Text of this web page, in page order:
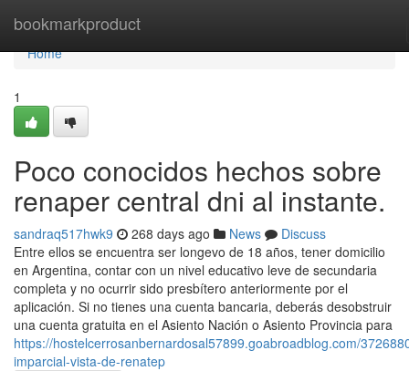
bookmarkproduct
Home
Home
1
Poco conocidos hechos sobre
renaper central dni al instante.
sandraq517hwk9 268 days ago News
Discuss
Entre ellos se encuentra ser longevo de 18 años, tener domicilio
en Argentina, contar con un nivel educativo leve de secundaria
completa y no ocurrir sido presbítero anteriormente por el
aplicación. Si no​ tienes una cuenta bancaria, deberás desobstruir
una cuenta ​gratuita en el Asiento Nación o Asiento Provincia para
https://hostelcerrosanbernardosal57899.goabroadblog.com/
imparcial-vista-de-renatep